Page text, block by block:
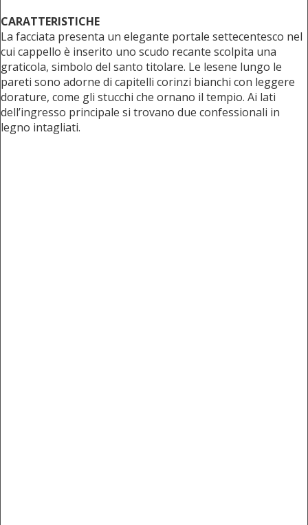
CARATTERISTICHE
La facciata presenta un elegante portale settecentesco nel
cui cappello è inserito uno scudo recante scolpita una
graticola, simbolo del santo titolare. Le lesene lungo le
pareti sono adorne di capitelli corinzi bianchi con leggere
dorature, come gli stucchi che ornano il tempio. Ai lati
dell’ingresso principale si trovano due confessionali in
legno intagliati.